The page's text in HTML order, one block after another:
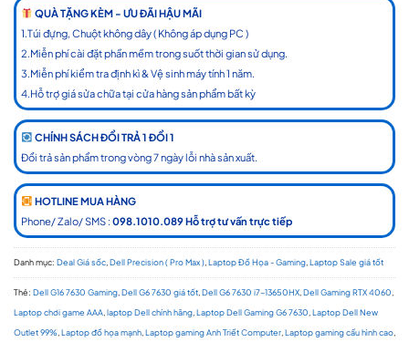
QUÀ TẶNG KÈM - ƯU ĐÃI HẬU MÃI
1.Túi đựng, Chuột không dây ( Không áp dụng PC )
2.Miễn phí cài đặt phần mềm trong suốt thời gian sử dụng.
3.Miễn phí kiểm tra định kì & Vệ sinh máy tính 1 năm.
4.Hỗ trợ giá sửa chữa tại cửa hàng sản phẩm bất kỳ
CHÍNH SÁCH ĐỔI TRẢ 1 ĐỔI 1
Đổi trả sản phẩm trong vòng 7 ngày lỗi nhà sản xuất.
HOTLINE MUA HÀNG
Phone/ Zalo/ SMS : 098.1010.089 Hỗ trợ tư vấn trực tiếp
Danh mục: Deal Giá sốc Dell Precision ( Pro Max ) Laptop Đồ Họa - Gaming Laptop Sale giá tốt
Thẻ: Dell G16 7630 Gaming Dell G6 7630 giá tốt Dell G6 7630 i7-13650HX Dell Gaming RTX 4060
Laptop chơi game AAA laptop Dell chính hãng Laptop Dell Gaming G6 7630 Laptop Dell New
Outlet 99% Laptop đồ họa mạnh Laptop gaming Anh Triết Computer Laptop gaming cấu hình cao